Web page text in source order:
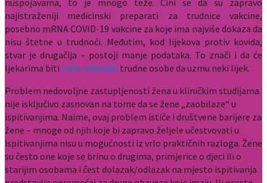
nuspojavama, to je mnogo teže. Čini se da su zapravo
najistraženiji medicinski preparati za trudnice vakcine,
posebno mRNA COVID-19 vakcine za koje ima najviše dokaza da
nisu štetne u trudnoći. Međutim, kod lijekova protiv kovida,
stvar je drugačija – postoji manje podataka. To znači i da će
ljekarima biti teže ubijediti trudne osobe da uzmu neki lijek.
Problem nedovoljne zastupljenosti žena u kliničkim studijama
nije isključivo zasnovan na tome da se žene „zaobilaze“ u
ispitivanjima. Naime, ovaj problem ističe i društvene barijere za
žene – mnoge od njih koje bi zapravo željele učestvovati u
ispitivanjima nisu u mogućnosti iz vrlo praktičnih razloga. Žene
su često one koje se brinu o drugima, primjerice o djeci ili o
starijim osobama i čest dolazak/odlazak na mjesto ispitivanja